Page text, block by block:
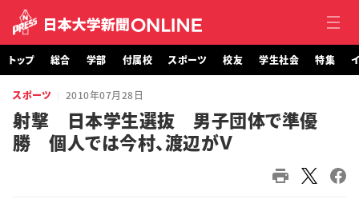
トップ
総合
トップ 総合 学部 付属校 スポーツ 校友 学生社会 特集
スポーツ 2010年07月28日
射撃 日本学生選抜 男子団体で準優
勝 個人では今村、渡辺がＶ